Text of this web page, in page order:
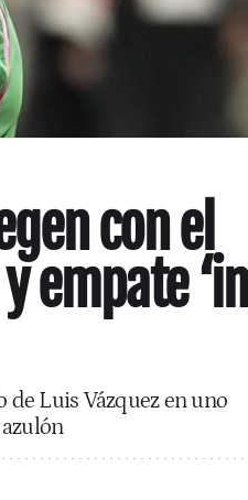
con el
empate ‘in
Luis Vázquez en uno